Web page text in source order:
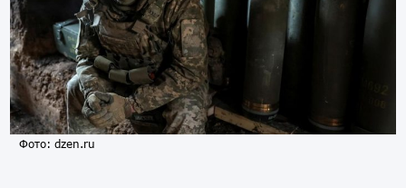
Фото: dzen.ru